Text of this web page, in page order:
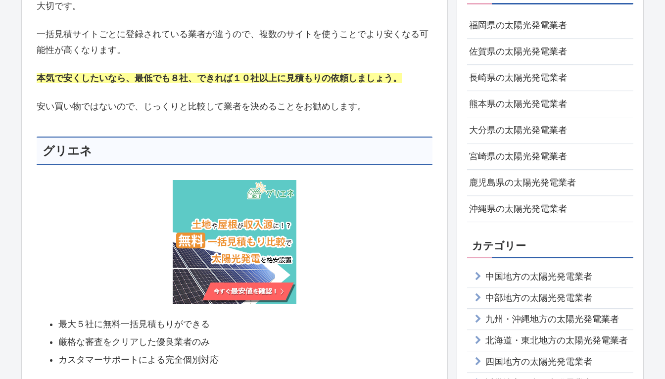
大切です。
一括見積サイトごとに登録されている業者が違うので、複数のサイトを使うことでより安くなる可
能性が高くなります。
本気で安くしたいなら、最低でも８社、できれば１０社以上に見積もりの依頼しましょう。
安い買い物ではないので、じっくりと比較して業者を決めることをお勧めします。
グリエネ
最大５社に無料一括見積もりができる
厳格な審査をクリアした優良業者のみ
カスタマーサポートによる完全個別対応
福岡県の太陽光発電業者
佐賀県の太陽光発電業者
長崎県の太陽光発電業者
熊本県の太陽光発電業者
大分県の太陽光発電業者
宮崎県の太陽光発電業者
鹿児島県の太陽光発電業者
沖縄県の太陽光発電業者
カテゴリー
中国地方の太陽光発電業者
中部地方の太陽光発電業者
九州・沖縄地方の太陽光発電業者
北海道・東北地方の太陽光発電業者
四国地方の太陽光発電業者